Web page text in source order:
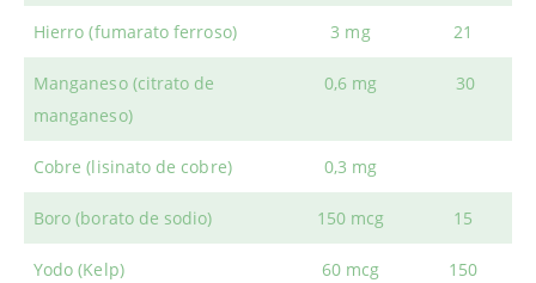
Hierro (fumarato ferroso) 3 mg 21
Manganeso (citrato de
manganeso)
0,6 mg 30
Cobre (lisinato de cobre) 0,3 mg
Boro (borato de sodio) 150 mcg 15
Yodo (Kelp) 60 mcg 150